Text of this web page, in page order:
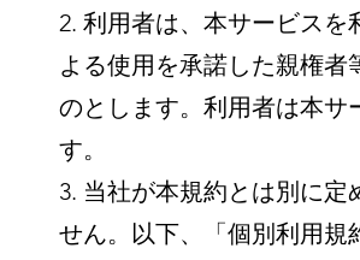
2. 利用者は、本サービス
よる使用を承諾した親権
のとします。利用者は本サ
す。
3. 当社が本規約とは別に
せん。以下、「個別利用規